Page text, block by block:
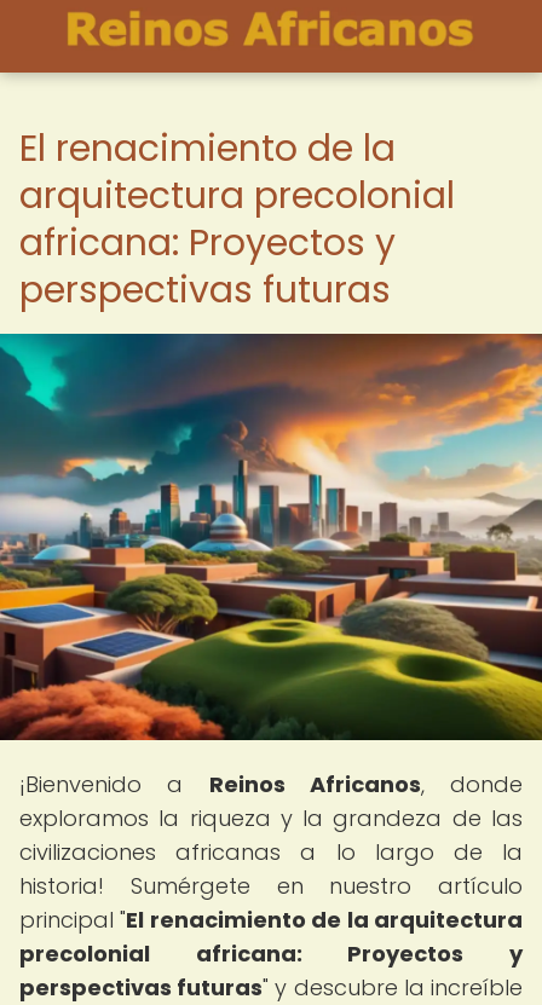
El renacimiento de la
arquitectura precolonial
africana: Proyectos y
perspectivas futuras
¡Bienvenido a Reinos Africanos, donde
exploramos la riqueza y la grandeza de las
civilizaciones africanas a lo largo de la
historia! Sumérgete en nuestro artículo
principal "El renacimiento de la arquitectura
precolonial africana: Proyectos y
perspectivas futuras" y descubre la increíble